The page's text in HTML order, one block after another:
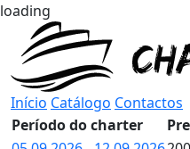
loading
Início Catálogo Contactos
Período do charter